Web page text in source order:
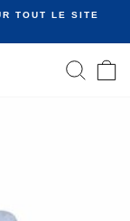
TOUT LE SITE